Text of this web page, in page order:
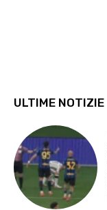
ULTIME NOTIZIE